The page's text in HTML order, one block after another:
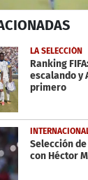
LA SELECCIÓN
Ranking
escalando y
primero
Selección
con Héctor